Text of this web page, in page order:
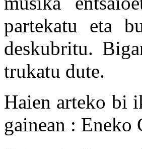
partekatu eta
deskubritu.
trukatu dute.
Haien arteko bi
gainean :